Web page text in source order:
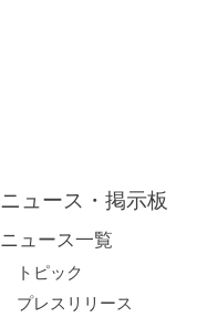
ニュース・掲示板
ニュース一覧
トピック
プレスリリース